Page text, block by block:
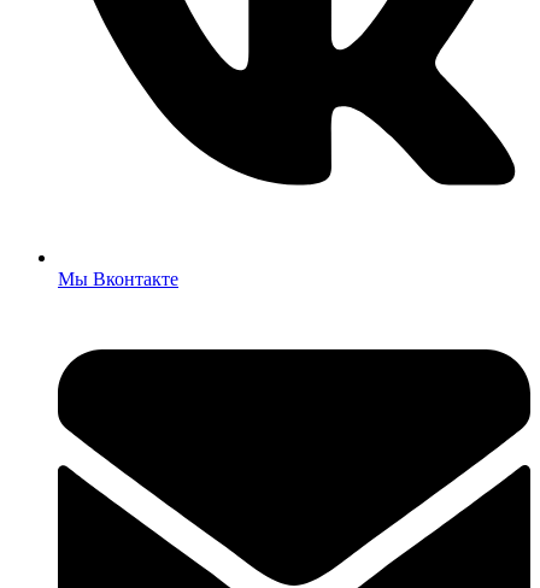
Мы Вконтакте